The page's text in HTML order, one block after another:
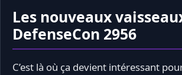
Les nouveaux
DefenseCon 2956
C’est là où ça devient intéressant